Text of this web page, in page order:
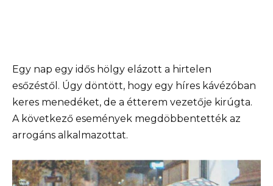
Egy nap egy idős hölgy elázott a hirtelen
esőzéstől. Úgy döntött, hogy egy híres kávézóban
keres menedéket, de a étterem vezetője kirúgta.
A következő események megdöbbentették az
arrogáns alkalmazottat.